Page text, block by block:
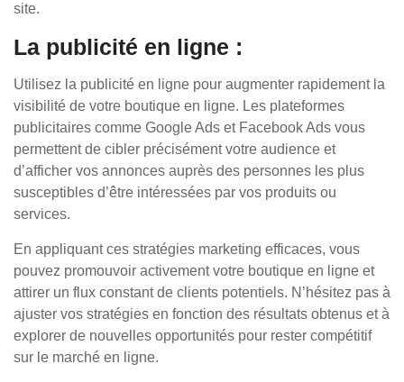
site.
La publicité en ligne :
Utilisez la publicité en ligne pour augmenter rapidement la
visibilité de votre boutique en ligne. Les plateformes
publicitaires comme Google Ads et Facebook Ads vous
permettent de cibler précisément votre audience et
d’afficher vos annonces auprès des personnes les plus
susceptibles d’être intéressées par vos produits ou
services.
En appliquant ces stratégies marketing efficaces, vous
pouvez promouvoir activement votre boutique en ligne et
attirer un flux constant de clients potentiels. N’hésitez pas à
ajuster vos stratégies en fonction des résultats obtenus et à
explorer de nouvelles opportunités pour rester compétitif
sur le marché en ligne.